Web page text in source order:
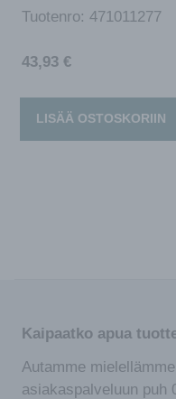
Tuotenro: 471011277
43,93 €
LISÄÄ OSTOSKORIIN
Kaipaatko apua
Autamme
asiakaspalveluun puh